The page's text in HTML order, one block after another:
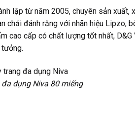
lập từ năm 2005, chuyên sản xuất,
chải đánh răng với nhãn hiệu Lipzo,
cao cấp có chất lượng tốt nhất,
dụng Niva 80 miếng